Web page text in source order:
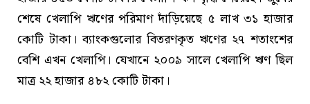
শেষে খেলাপি ঋণের পরিমাণ দাঁড়িয়েছে ৫ লাখ ৩১ হাজার
কোটি টাকা। ব্যাংকগুলোর বিতরণকৃত ঋণের ২৭ শতাংশের
বেশি এখন খেলাপি। যেখানে ২০০৯ সালে খেলাপি ঋণ ছিল
মাত্র ২২ হাজার ৪৮২ কোটি টাকা।